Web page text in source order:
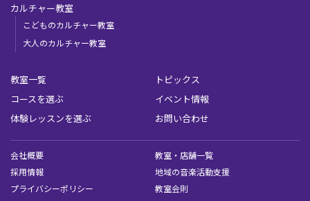
カルチャー教室
こどものカルチャー教室
大人のカルチャー教室
教室一覧
コースを選ぶ
体験レッスンを選ぶ
トピックス
イベント情報
お問い合わせ
会社概要
教室・店舗一覧
採用情報
地域の音楽活動支援
プライバシーポリシー
教室会則